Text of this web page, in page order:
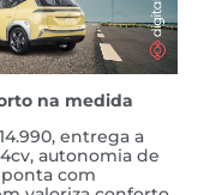
na medida
entrega a
autonomia de
com